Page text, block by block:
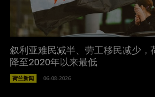
叙利亚难民减半、劳工移民减少，
降至2020年以来最低
荷兰新闻 06-08-2026